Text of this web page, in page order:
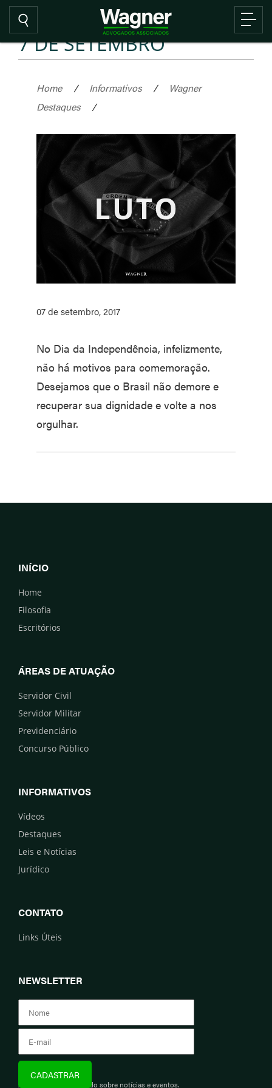
7 DE SETEMBRO
Home / Informativos /
Wagner
Destaques
/
07 de setembro, 2017
No Dia da Independência, infelizmente,
não há motivos para comemoração.
Desejamos que o Brasil não demore e
recuperar sua dignidade e volte a nos
orgulhar.
INÍCIO
Home
Filosofia
Escritórios
ÁREAS DE ATUAÇÃO
Servidor Civil
Servidor Militar
Previdenciário
Concurso Público
INFORMATIVOS
Vídeos
Destaques
Leis e Notícias
Jurídico
CONTATO
Links Úteis
NEWSLETTER
Assine e fique informado sobre notícias e eventos.